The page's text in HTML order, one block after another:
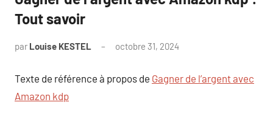
Tout savoir
par Louise KESTEL octobre 31, 2024
Texte de référence à propos de Gagner de l’argent avec
Amazon kdp